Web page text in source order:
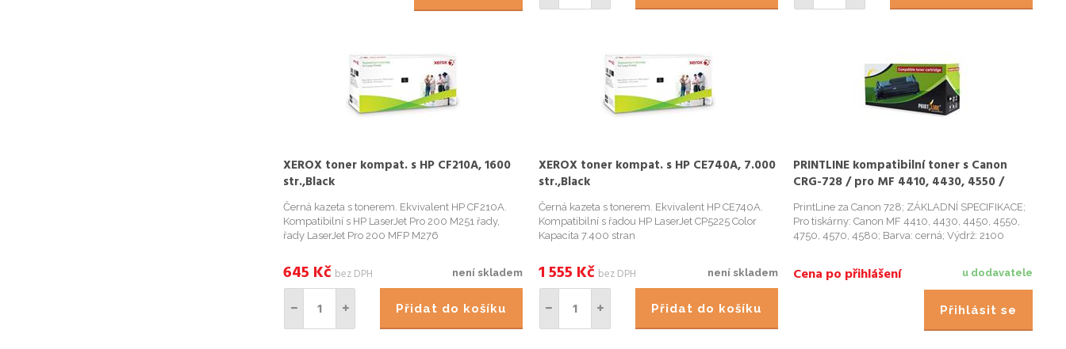
XEROX toner kompat. s HP CF210A, 1600
str.,Black
Černá kazeta s tonerem. Ekvivalent HP CF210A.
Kompatibilní s HP LaserJet Pro 200 M251 řady,
řady LaserJet Pro 200 MFP M276
není skladem
645 Kč bez DPH
Přidat do košíku
XEROX toner kompat. s HP CE740A, 7.000
str.,Black
Černá kazeta s tonerem. Ekvivalent HP CE740A.
Kompatibilní s řadou HP LaserJet CP5225 Color
Kapacita 7.400 stran
není skladem
1 555 Kč bez DPH
Přidat do košíku
PRINTLINE kompatibilní toner s Canon
CRG-728 / pro MF 4410, 4430, 4550 /
2.100 stran, černý
PrintLine za Canon 728; ZÁKLADNÍ SPECIFIKACE;
Pro tiskárny: Canon MF 4410, 4430, 4450, 4550,
4750, 4570, 4580; Barva: cerná; Výdrž: 2100
u dodavatele
Cena po přihlášení
Přihlásit se